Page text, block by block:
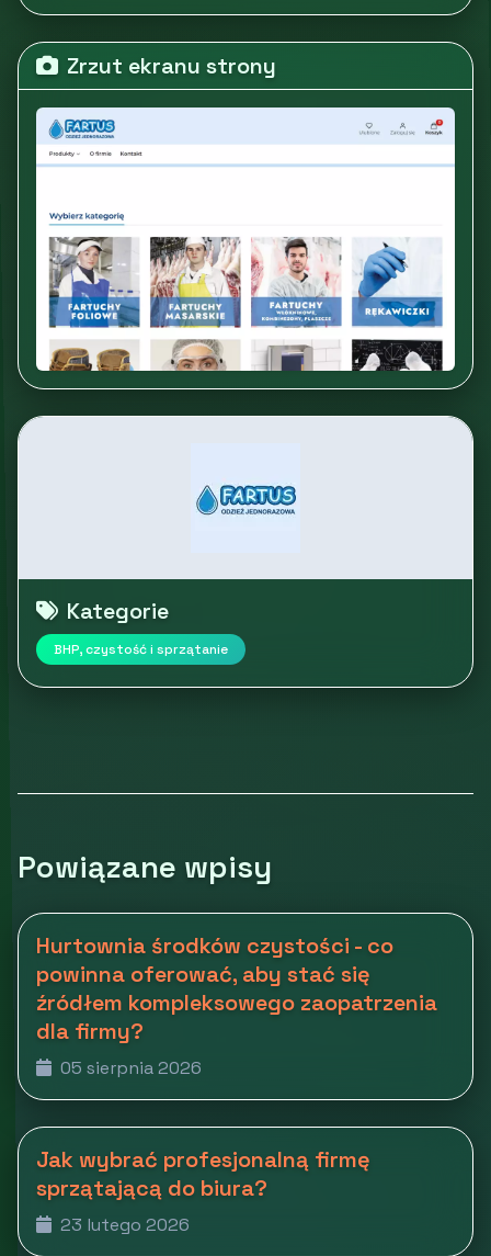
Zrzut ekranu strony
Kategorie
BHP, czystość i sprzątanie
Powiązane wpisy
Hurtownia środków czystości - co
powinna oferować, aby stać się
źródłem kompleksowego zaopatrzenia
dla firmy?
05 sierpnia 2026
Jak wybrać profesjonalną firmę
sprzątającą do biura?
23 lutego 2026